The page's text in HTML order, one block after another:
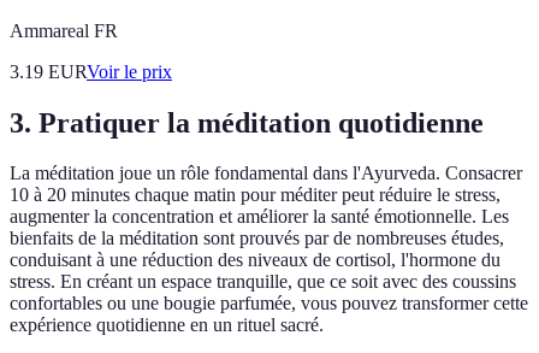
Ammareal FR
3.19 EURVoir le prix
3. Pratiquer la méditation quotidienne
La méditation joue un rôle fondamental dans l'Ayurveda. Consacrer
10 à 20 minutes chaque matin pour méditer peut réduire le stress,
augmenter la concentration et améliorer la santé émotionnelle. Les
bienfaits de la méditation sont prouvés par de nombreuses études,
conduisant à une réduction des niveaux de cortisol, l'hormone du
stress. En créant un espace tranquille, que ce soit avec des coussins
confortables ou une bougie parfumée, vous pouvez transformer cette
expérience quotidienne en un rituel sacré.